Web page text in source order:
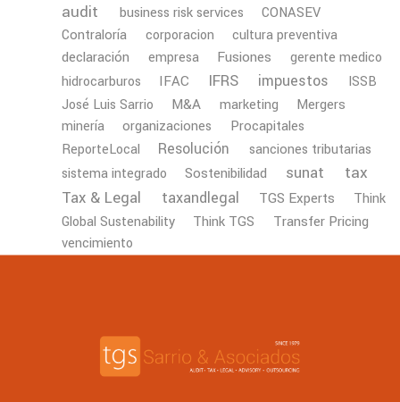
audit business risk services
CONASEV
Contraloría
corporacion cultura preventiva
declaración empresa Fusiones
gerente medico
hidrocarburos
IFAC IFRS impuestos
ISSB
José Luis Sarrio
M&A marketing Mergers
minería organizaciones
Procapitales
ReporteLocal
Resolución
sanciones tributarias
sistema integrado
Sostenibilidad sunat
tax
Tax & Legal
taxandlegal TGS Experts
Think
Global Sustenability
Think TGS Transfer Pricing
vencimiento